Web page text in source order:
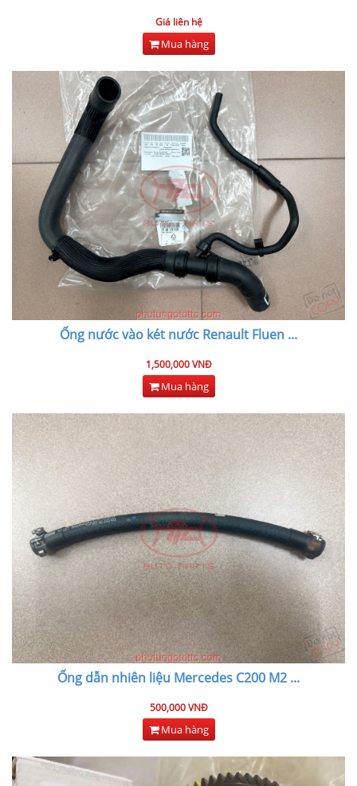
Giá liên hệ
Mua hàng
Ống nước vào két nước Renault Fluen ...
1,500,000 VNĐ
Mua hàng
Ống dẫn nhiên liệu Mercedes C200 M2 ...
500,000 VNĐ
Mua hàng